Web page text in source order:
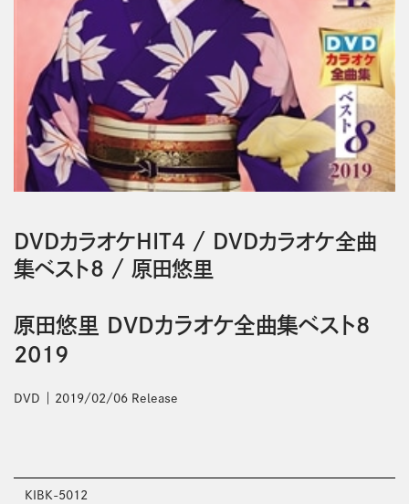
DVDカラオケHIT4 /
DVDカラオケ全曲
集ベスト8 / 原田悠里
原田悠里 DVDカラオケ全曲集ベスト8
2019
DVD 2019/02/06 Release
KIBK-5012